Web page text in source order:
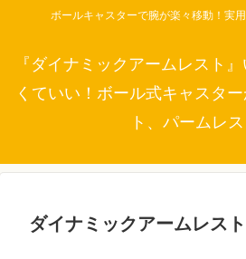
ボールキャスターで腕が楽々移動！実
『ダイナミックアームレスト
くていい！ボール式キャスタ
ト、パームレス
ダイナミックアームレス